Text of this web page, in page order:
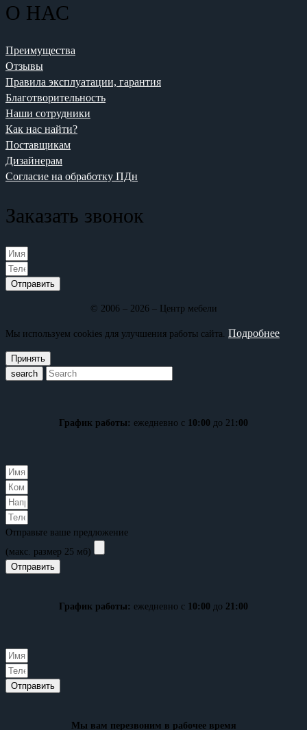
О НАС
Преимущества
Отзывы
Правила эксплуатации, гарантия
Благотворительность
Наши сотрудники
Как нас найти?
Поставщикам
Дизайнерам
Согласие на обработку ПДн
Заказать звонок
Отправить
© 2006 – 2026 – Центр мебели
Мы используем cookies для улучшения работы сайта. Подробнее
Принять
search
График работы: ежедневно с 10:00 до 21 :00
Отправьте ваше предложение
(макс. размер 25 мб)
Отправить
График работы: ежедневно с 10:00 до 21:00
Отправить
Мы вам перезвоним в рабочее время